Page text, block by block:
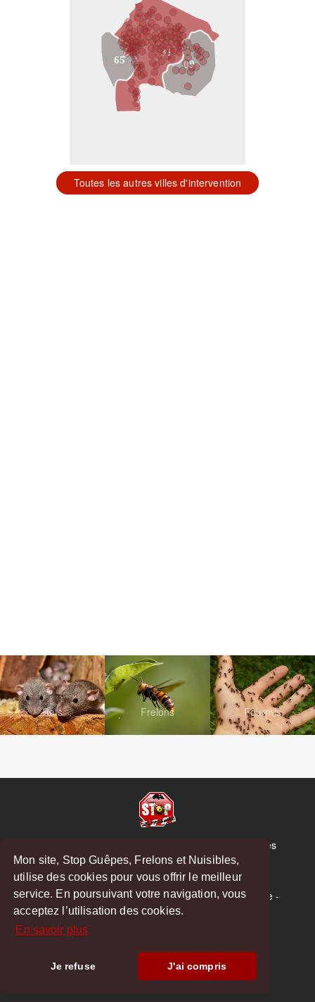
Mon site, Stop Guêpes, Frelons et Nuisibles,
utilise des cookies pour vous offrir le meilleur
service. En poursuivant votre navigation, vous
acceptez l’utilisation des cookies.
En savoir plus
Je refuse J'ai compris
31
09
65
Toutes les autres villes d'intervention
Rats Frelons Fourmis
© Copyright 2026 Stop Guêpes, Frelons et Nuisibles
Mentions légales
Créé parMattWeb
Saint-Gaudens-Saint-Girons-Boulogne-sur-Gesse-
Montréjeau
Hoodspot